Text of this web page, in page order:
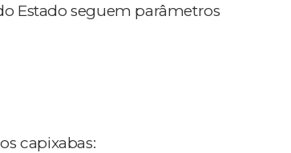
Estado seguem parâmetros
capixabas: